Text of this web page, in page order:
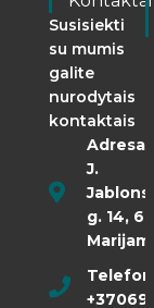
Susisiekti
su mumis
galite
nurodytais
kontaktais
Adresas:
J.
g. 14,